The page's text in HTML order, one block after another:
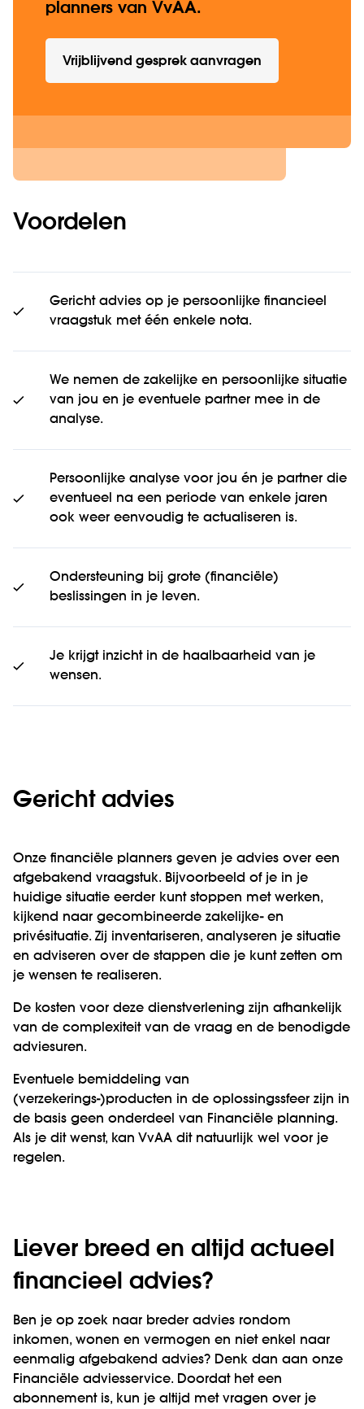
planners van VvAA.
Vrijblijvend gesprek aanvragen
Voordelen
Gericht advies op je persoonlijke financieel
vraagstuk met één enkele nota.
We nemen de zakelijke en persoonlijke situatie
van jou en je eventuele partner mee in de
analyse.
Persoonlijke analyse voor jou én je partner die
eventueel na een periode van enkele jaren
ook weer eenvoudig te actualiseren is.
Ondersteuning bij grote (financiële)
beslissingen in je leven.
Je krijgt inzicht in de haalbaarheid van je
wensen.
Gericht advies
Onze financiële planners geven je advies over een
afgebakend vraagstuk. Bijvoorbeeld of je in je
huidige situatie eerder kunt stoppen met werken,
kijkend naar gecombineerde zakelijke- en
privésituatie. Zij inventariseren, analyseren je situatie
en adviseren over de stappen die je kunt zetten om
je wensen te realiseren.
De kosten voor deze dienstverlening zijn afhankelijk
van de complexiteit van de vraag en de benodigde
adviesuren.
Eventuele bemiddeling van
(verzekerings-)producten in de oplossingssfeer zijn in
de basis geen onderdeel van Financiële planning.
Als je dit wenst, kan VvAA dit natuurlijk wel voor je
regelen.
Liever breed en altijd actueel
financieel advies?
Ben je op zoek naar breder advies rondom
inkomen, wonen en vermogen en niet enkel naar
eenmalig afgebakend advies? Denk dan aan onze
Financiële adviesservice. Doordat het een
abonnement is, kun je altijd met vragen over je